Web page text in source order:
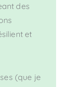
des
et
(que je